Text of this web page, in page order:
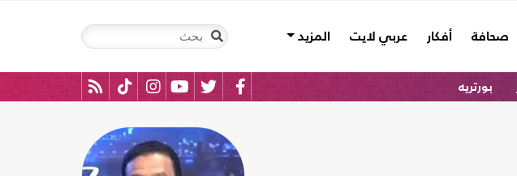
صحافة أفكار عربي لايت المزيد
بورتريه